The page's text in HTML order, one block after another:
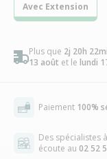
Avec Extension
Plus que 2j 20h
13 août et le lundi
Paiement 100%
Des spécialistes
écoute au 02 52